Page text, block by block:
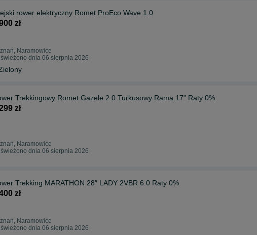
rower elektryczny Romet ProEco Wave 1.0
zł
Naramowice
dnia 06 sierpnia 2026
Trekkingowy Romet Gazele 2.0 Turkusowy Rama 17" Raty 0%
zł
Naramowice
dnia 06 sierpnia 2026
Trekking MARATHON 28″ LADY 2VBR 6.0 Raty 0%
zł
Naramowice
dnia 06 sierpnia 2026